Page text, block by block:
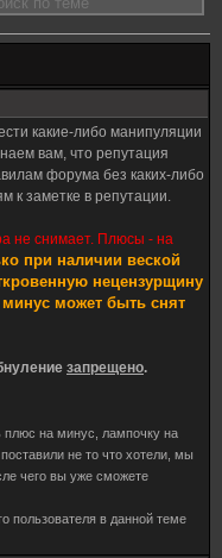
какие-либо манипуляции
вам, что репутация
форума без каких-либо
к заметке в репутации.
не снимает. Плюсы - на
при наличии веской
нецензурщину
может быть снят
запрещено.
плюс на минус, лампочку на
не то что хотели, мы
чего вы уже сможете
пользователя в данной теме